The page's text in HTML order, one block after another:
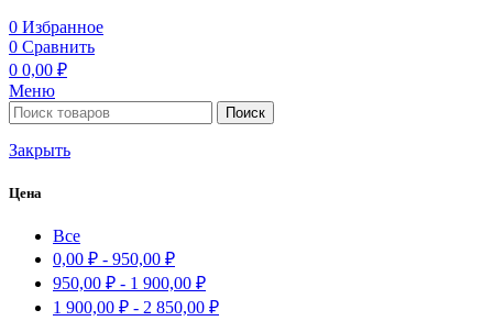
0 Избранное
0 Сравнить
0 0,00 ₽
Меню
Поиск
Закрыть
Цена
Все
0,00 ₽ - 950,00 ₽
950,00 ₽ - 1 900,00 ₽
1 900,00 ₽ - 2 850,00 ₽